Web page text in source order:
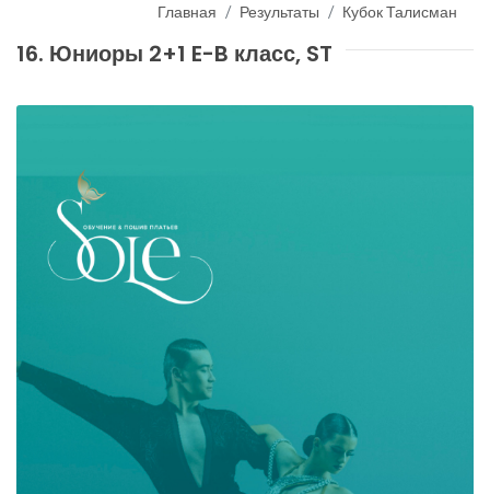
Главная Результаты Кубок Талисман
16. Юниоры 2+1 E-B класс, ST